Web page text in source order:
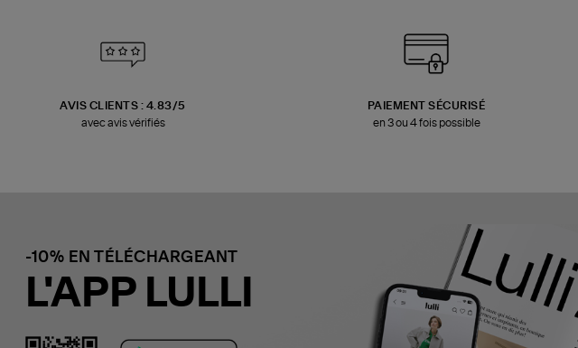
AVIS CLIENTS : 4.83/5
avec avis vérifiés
PAIEMENT SÉCURISÉ
en 3 ou 4 fois possible
-10% EN TÉLÉCHARGEANT
L'APP LULLI